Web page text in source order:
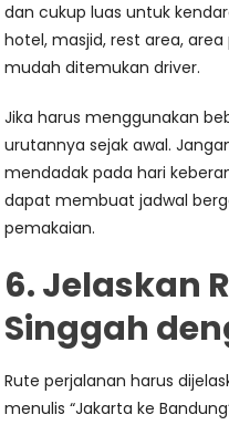
dan cukup luas untuk
hotel, masjid, rest area,
mudah ditemukan driver.
Jika harus menggunakan
urutannya sejak awal.
mendadak pada hari
dapat membuat jadwal
pemakaian.
6. Jelaskan
Singgah
Rute perjalanan harus
menulis “Jakarta ke